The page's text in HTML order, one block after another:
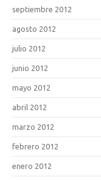
septiembre 2012
agosto 2012
julio 2012
junio 2012
mayo 2012
abril 2012
marzo 2012
febrero 2012
enero 2012